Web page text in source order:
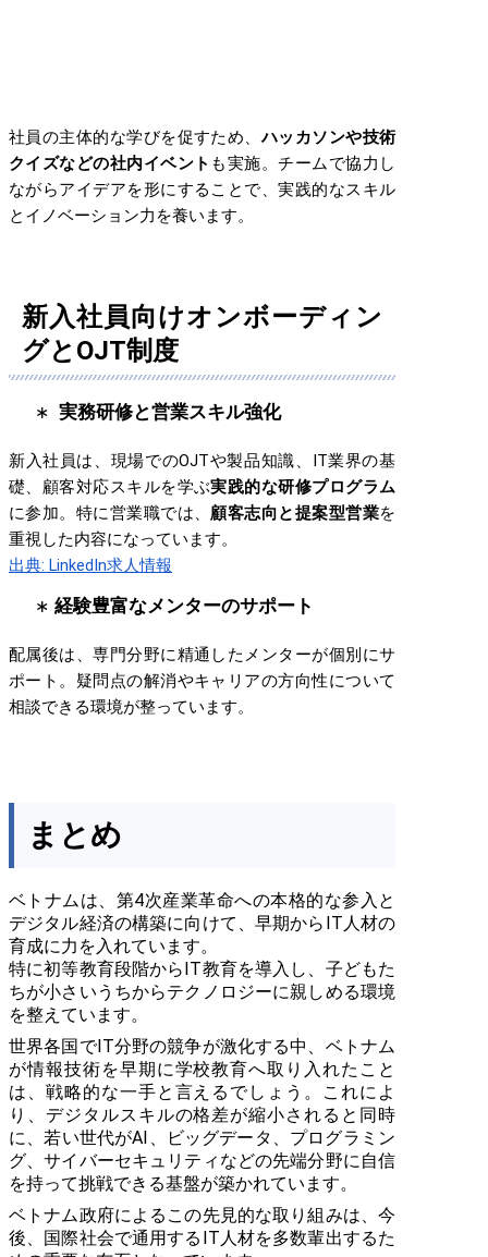
社員の主体的な学びを促すため、ハッカソンや技術
クイズなどの社内イベント も実施。チームで協力し
ながらアイデアを形にすることで、実践的なスキル
とイノベーション力を養います。
新入社員向けオンボーディン
グとOJT制度
実務研修と営業スキル強化
新入社員は、現場でのOJTや製品知識、IT業界の基
礎、顧客対応スキルを学ぶ実践的な研修プログラム
に参加。特に営業職では、顧客志向と提案型営業を
重視した内容になっています。
出典: LinkedIn求人情報
経験豊富なメンターのサポート
配属後は、専門分野に精通したメンターが個別にサ
ポート。疑問点の解消やキャリアの方向性について
相談できる環境が整っています。
まとめ
ベトナムは、第4次産業革命への本格的な参入と
デジタル経済の構築に向けて、早期からIT人材の
育成に力を入れています。
特に初等教育段階からIT教育を導入し、子どもた
ちが小さいうちからテクノロジーに親しめる環境
を整えています。
世界各国でIT分野の競争が激化する中、ベトナム
が情報技術を早期に学校教育へ取り入れたこと
は、戦略的な一手と言えるでしょう。これによ
り、デジタルスキルの格差が縮小されると同時
に、若い世代がAI、ビッグデータ、プログラミン
グ、サイバーセキュリティなどの先端分野に自信
を持って挑戦できる基盤が築かれています。
ベトナム政府によるこの先見的な取り組みは、今
後、国際社会で通用するIT人材を多数輩出するた